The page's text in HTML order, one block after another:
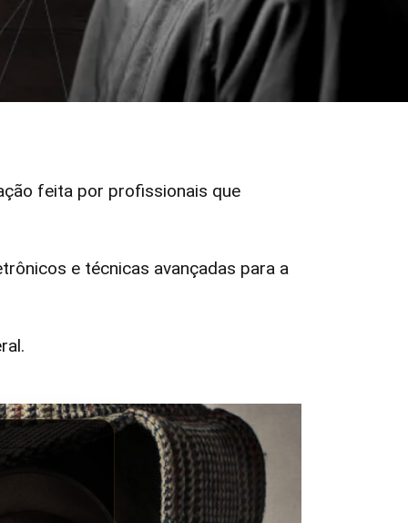
feita por profissionais que
e técnicas avançadas para a